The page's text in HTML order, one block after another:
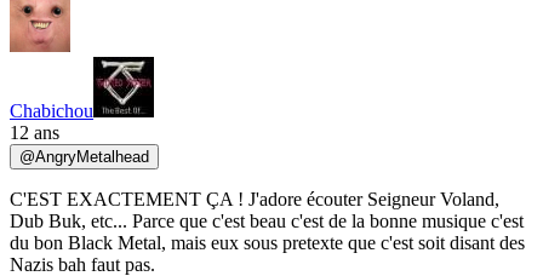
Chabichou
12 ans
@AngryMetalhead
C'EST EXACTEMENT ÇA ! J'adore écouter Seigneur Voland,
Dub Buk, etc... Parce que c'est beau c'est de la bonne musique c'est
du bon Black Metal, mais eux sous pretexte que c'est soit disant des
Nazis bah faut pas.